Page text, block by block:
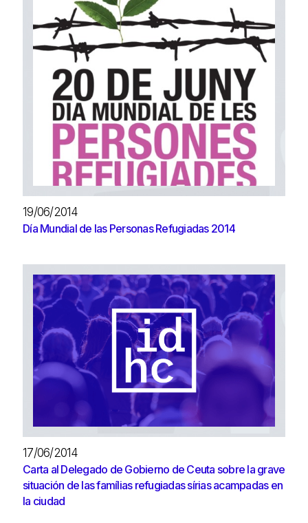
19/06/2014
Día Mundial de las Personas Refugiadas 2014
17/06/2014
Carta al Delegado de Gobierno de Ceuta sobre la grave
situación de las famílias refugiadas sírias acampadas en
la ciudad